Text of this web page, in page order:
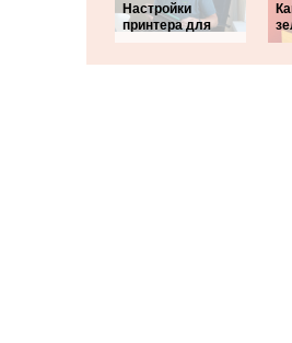
Настройки
принтера для